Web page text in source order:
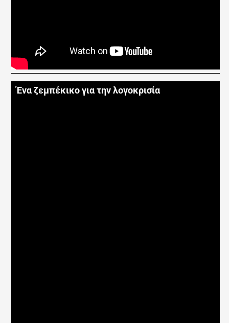
Ένα ζεμπέκικο για την λογοκρισία